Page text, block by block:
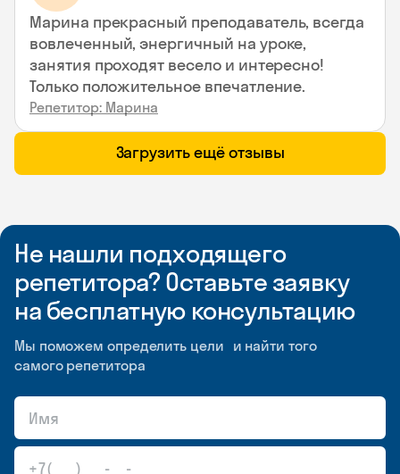
Марина прекрасный преподаватель, всегда
вовлеченный, энергичный на уроке,
занятия проходят весело и интересно!
Только положительное впечатление.
Репетитор: Марина
Загрузить ещё отзывы
Не нашли подходящего
репетитора? Оставьте заявку
на бесплатную консультацию
Мы поможем определить цели и найти того
самого репетитора